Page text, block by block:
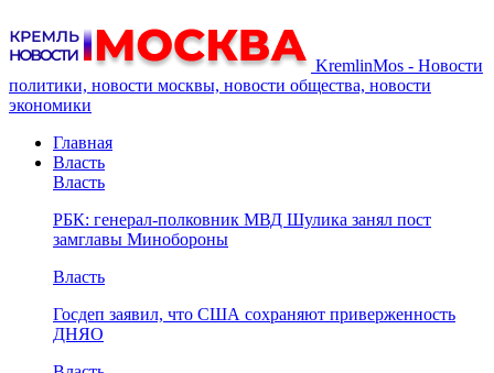
KremlinMos - Новости
политики, новости москвы, новости общества, новости
экономики
Главная
Власть
Власть
РБК: генерал-полковник МВД Шулика занял пост
замглавы Минобороны
Власть
Госдеп заявил, что США сохраняют приверженность
ДНЯО